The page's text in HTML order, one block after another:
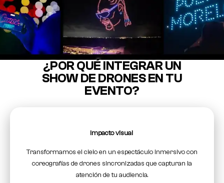
¿POR QUÉ INTEGRAR UN
SHOW DE DRONES EN TU
EVENTO?
Impacto visual
Transformamos el cielo en un espectáculo inmersivo con
coreografías de drones sincronizadas que capturan la
atención de tu audiencia.